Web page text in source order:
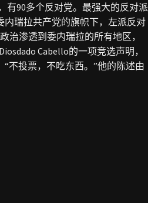
有90多个反对党。最强大的反对派
内瑞拉共产党的旗帜下，左派反对
治渗透到委内瑞拉的所有地区，
Cabello的一项竞选声明，
不投票，不吃东西。”他的陈述由